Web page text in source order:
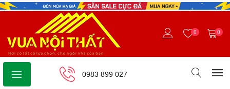
0 0
0983 899 027